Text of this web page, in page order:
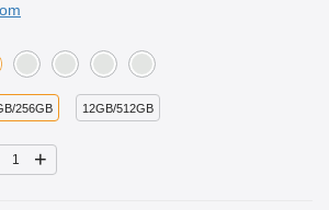
256GB 12GB/512GB
+